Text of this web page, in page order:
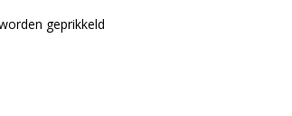
geprikkeld